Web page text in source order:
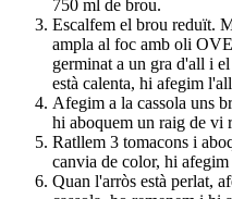
750 ml de brou.
Escalfem el brou reduït.
ampla al foc amb oli
germinat a un gra d'all i
està calenta, hi afegim
Afegim a la cassola uns
hi aboquem un raig de vi
Ratllem 3 tomacons i
canvia de color, hi
Quan l'arròs està perlat,